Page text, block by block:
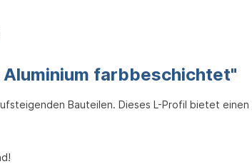
farbbeschichtet"
Bauteilen. Dieses L-Profil bietet